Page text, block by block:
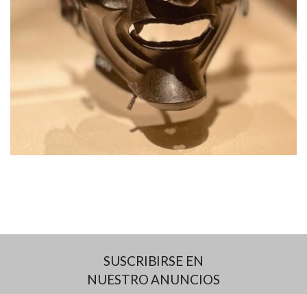
SUSCRIBIRSE EN
NUESTRO ANUNCIOS